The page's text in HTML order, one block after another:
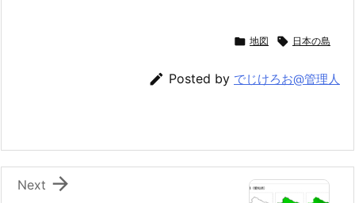
 地図  日本の島
 Posted by でじけろお@管理人

Next